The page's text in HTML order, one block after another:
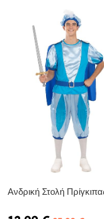
Ανδρική Στολή